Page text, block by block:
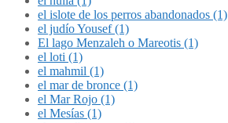
el islote de los perros abandonados (1)
el judío Yousef (1)
El lago Menzaleh o Mareotis (1)
el loti (1)
el mahmil (1)
el mar de bronce (1)
el Mar Rojo (1)
el Mesías (1)